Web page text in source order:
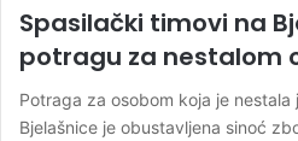
Spasilački timovi na
potragu za nestalom
Potraga za osobom koja je
Bjelašnice je obustavljena sinoć